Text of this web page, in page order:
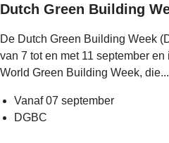
Dutch Green Building
De Dutch Green Building Week
van 7 tot en met 11 september
World Green Building Week, die...
Vanaf 07 september
DGBC